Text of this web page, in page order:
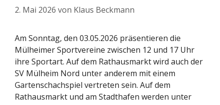
2. Mai 2026 von Klaus Beckmann
Am Sonntag, den 03.05.2026 präsentieren die
Mülheimer Sportvereine zwischen 12 und 17 Uhr
ihre Sportart. Auf dem Rathausmarkt wird auch der
SV Mülheim Nord unter anderem mit einem
Gartenschachspiel vertreten sein. Auf dem
Rathausmarkt und am Stadthafen werden unter